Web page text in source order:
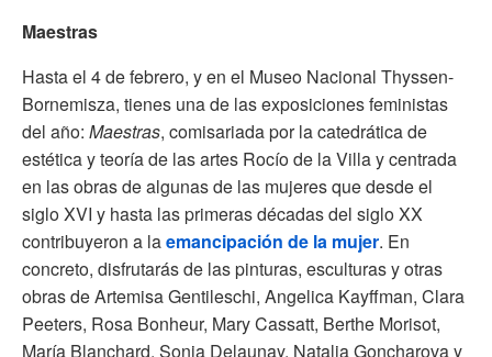
Maestras
Hasta el 4 de febrero, y en el Museo Nacional Thyssen-
Bornemisza, tienes una de las exposiciones feministas
del año: Maestras, comisariada por la catedrática de
estética y teoría de las artes Rocío de la Villa y centrada
en las obras de algunas de las mujeres que desde el
siglo XVI y hasta las primeras décadas del siglo XX
contribuyeron a laemancipación de la mujer. En
concreto, disfrutarás de las pinturas, esculturas y otras
obras de Artemisa Gentileschi, Angelica Kayffman, Clara
Peeters, Rosa Bonheur, Mary Cassatt, Berthe Morisot,
María Blanchard, Sonia Delaunay, Natalia Goncharova y